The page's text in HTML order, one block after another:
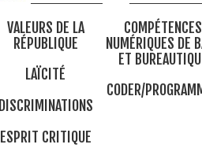
VALEURS DE LA
RÉPUBLIQUE
LAÏCITÉ
DISCRIMINATIONS
ESPRIT CRITIQUE
COMPÉTENCES
NUMÉRIQUES DE
ET
CODER/